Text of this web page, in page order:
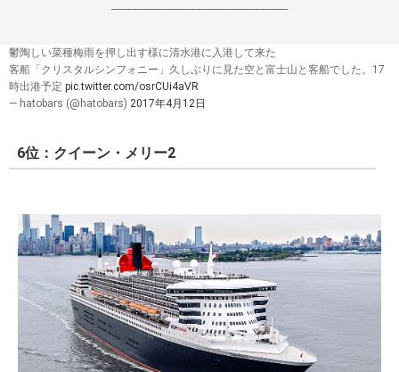
------------------------------------------------------------------
鬱陶しい菜種梅雨を押し出す様に清水港に入港して来た
客船「クリスタルシンフォニー」久しぶりに見た空と富士山と客船でした。17
時出港予定 pic.twitter.com/osrCUi4aVR
— hatobars (@hatobars) 2017年4月12日
6位：クイーン・メリー2